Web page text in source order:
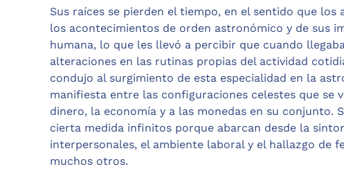
Sus raíces se pierden el tiempo, en el sentido que
los acontecimientos de orden astronómico y de sus
humana, lo que les llevó a percibir que cuando
alteraciones en las rutinas propias del actividad
condujo al surgimiento de esta especialidad en la
manifiesta entre las configuraciones celestes que
dinero, la economía y a las monedas en su conjunto.
cierta medida infinitos porque abarcan desde la
interpersonales, el ambiente laboral y el hallazgo de
muchos otros.